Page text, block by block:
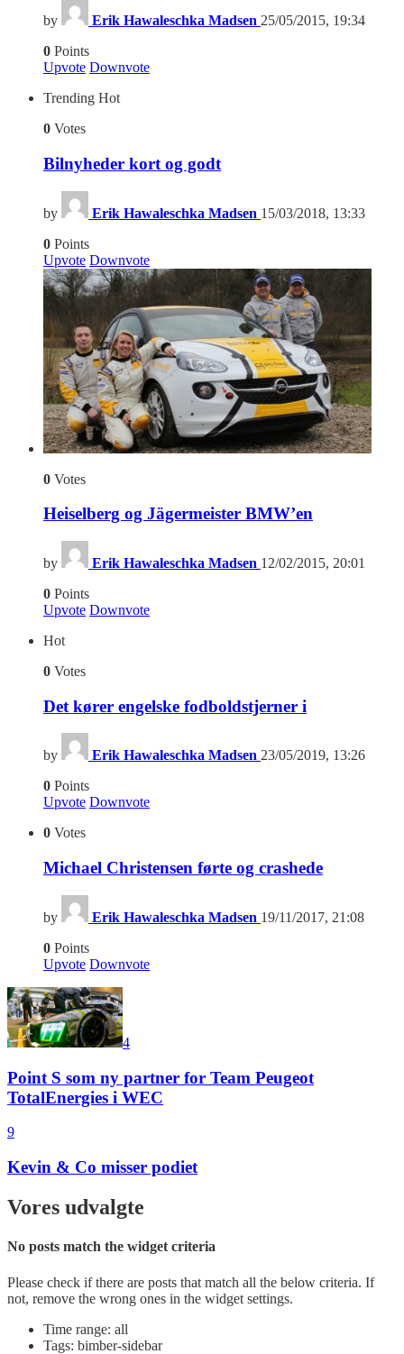
by Erik Hawaleschka Madsen 25/05/2015, 19:34
0 Points
Upvote Downvote
Trending Hot
0 Votes
Bilnyheder kort og godt
by Erik Hawaleschka Madsen 15/03/2018, 13:33
0 Points
Upvote Downvote
0 Votes
Heiselberg og Jägermeister BMW’en
by Erik Hawaleschka Madsen 12/02/2015, 20:01
0 Points
Upvote Downvote
Hot
0 Votes
Det kører engelske fodboldstjerner i
by Erik Hawaleschka Madsen 23/05/2019, 13:26
0 Points
Upvote Downvote
0 Votes
Michael Christensen førte og crashede
by Erik Hawaleschka Madsen 19/11/2017, 21:08
0 Points
Upvote Downvote
4
Point S som ny partner for Team Peugeot
TotalEnergies i WEC
9
Kevin & Co misser podiet
Vores udvalgte
No posts match the widget criteria
Please check if there are posts that match all the below criteria. If
not, remove the wrong ones in the widget settings.
Time range: all
Tags: bimber-sidebar